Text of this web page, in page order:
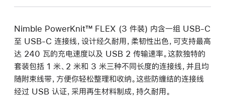
Nimble PowerKnit™ FLEX (3 件装) 内含一组 USB-C
至 USB-C 连接线，设计经久耐用，柔韧性出色，可支持最高
达 240 瓦的充电速度以及 USB 2 传输速率。这款独特的
套装包括 1 米、2 米和 3 米三种不同长度的连接线，并且均
随附束线带，方便你轻松整理和收纳。这些防缠结的连接线
经过 USB 认证，采用再生材料制成，持久耐用。